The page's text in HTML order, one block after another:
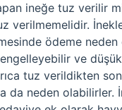
ineğe tuz verilir
verilmemelidir.
ödeme neden
engelleyebilir ve
tuz verildikten
da neden olabilirler.